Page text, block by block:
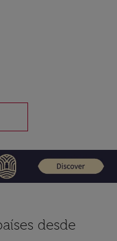
desde